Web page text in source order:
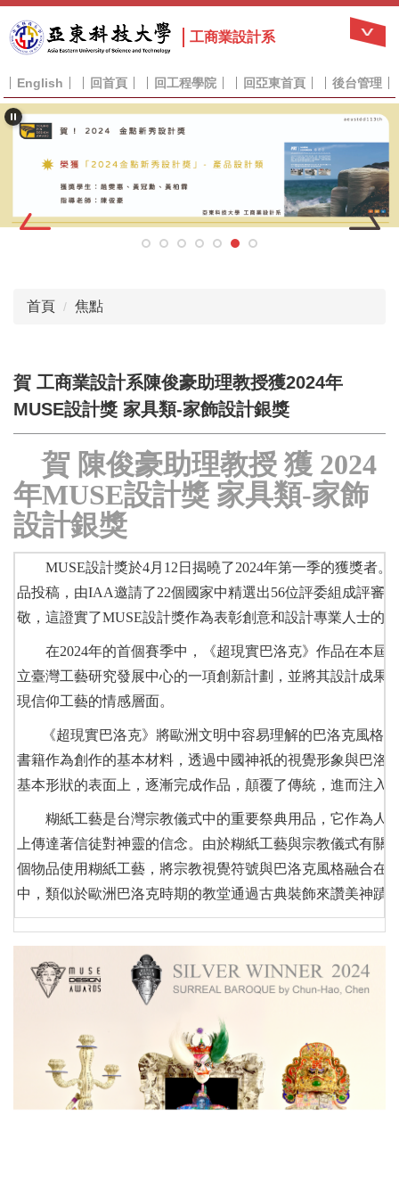
到
主
內
容
區
工商業設計系
English 回首頁 回工程學院 回亞東首頁 後台管理
首頁 焦點
賀 工商業設計系陳俊豪助理教授獲2024年
MUSE設計獎 家具類-家飾設計銀獎
賀 陳俊豪助理教授 獲 2024
年MUSE設計獎 家具類-家飾
設計銀獎
MUSE設計獎於4月12日揭曉了2024年第一季的獲獎者。
品投稿，由IAA邀請了22個國家中精選出56位評委組成評審
敬，這證實了MUSE設計獎作為表彰創意和設計專業人士的
在2024年的首個賽季中，《超現實巴洛克》作品在本屆
立臺灣工藝研究發展中心的一項創新計劃，並將其設計成
現信仰工藝的情感層面。
《超現實巴洛克》將歐洲文明中容易理解的巴洛克風格
書籍作為創作的基本材料，透過中國神祇的視覺形象與巴洛
基本形狀的表面上，逐漸完成作品，顛覆了傳統，進而注入
糊紙工藝是台灣宗教儀式中的重要祭典用品，它作為人
上傳達著信徒對神靈的信念。由於糊紙工藝與宗教儀式有
個物品使用糊紙工藝，將宗教視覺符號與巴洛克風格融合在
中，類似於歐洲巴洛克時期的教堂通過古典裝飾來讚美神